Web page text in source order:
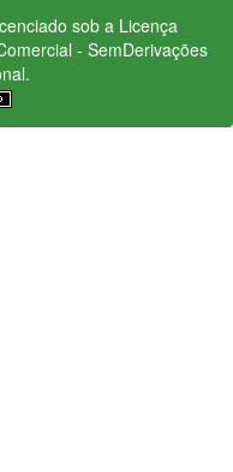
sob a Licença
- SemDerivações